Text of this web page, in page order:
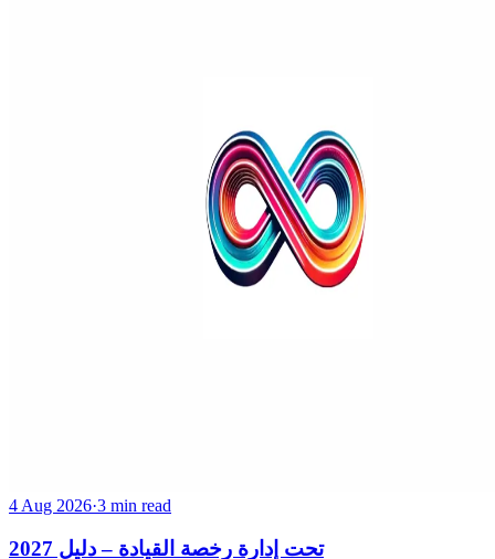
4 Aug 2026·3 min read
تحت إدارة رخصة القيادة – دليل 2027